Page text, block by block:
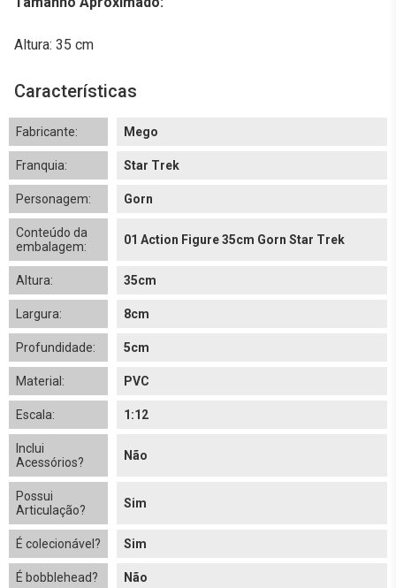
Altura: 35 cm
Características
Fabricante: Mego
Franquia: Star Trek
Personagem: Gorn
Conteúdo da
embalagem:
01 Action Figure 35cm Gorn Star Trek
Altura: 35cm
Largura: 8cm
Profundidade: 5cm
Material: PVC
Escala: 1:12
Inclui
Acessórios?
Não
Possui
Articulação?
Sim
É colecionável? Sim
É bobblehead? Não